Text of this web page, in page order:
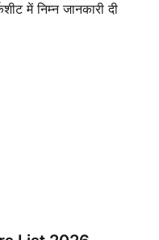
में निम्न जानकारी दी